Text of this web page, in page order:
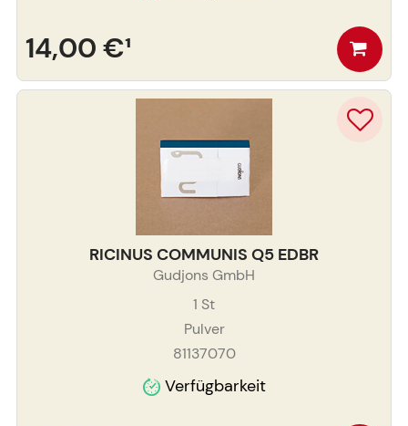
14,00 €¹
RICINUS COMMUNIS Q5 EDBR
Gudjons GmbH
1 St
Pulver
81137070
Verfügbarkeit